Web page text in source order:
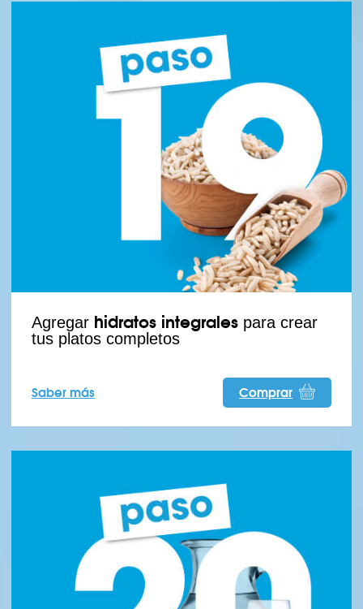
Agregar hidratos integrales para crear
tus platos completos
Saber más Comprar